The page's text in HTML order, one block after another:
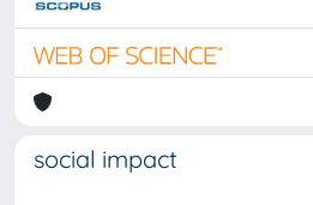
social impact